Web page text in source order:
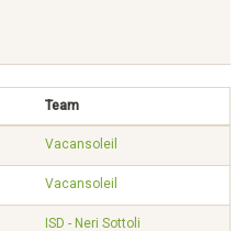
Team
Vacansoleil
Vacansoleil
ISD - Neri Sottoli